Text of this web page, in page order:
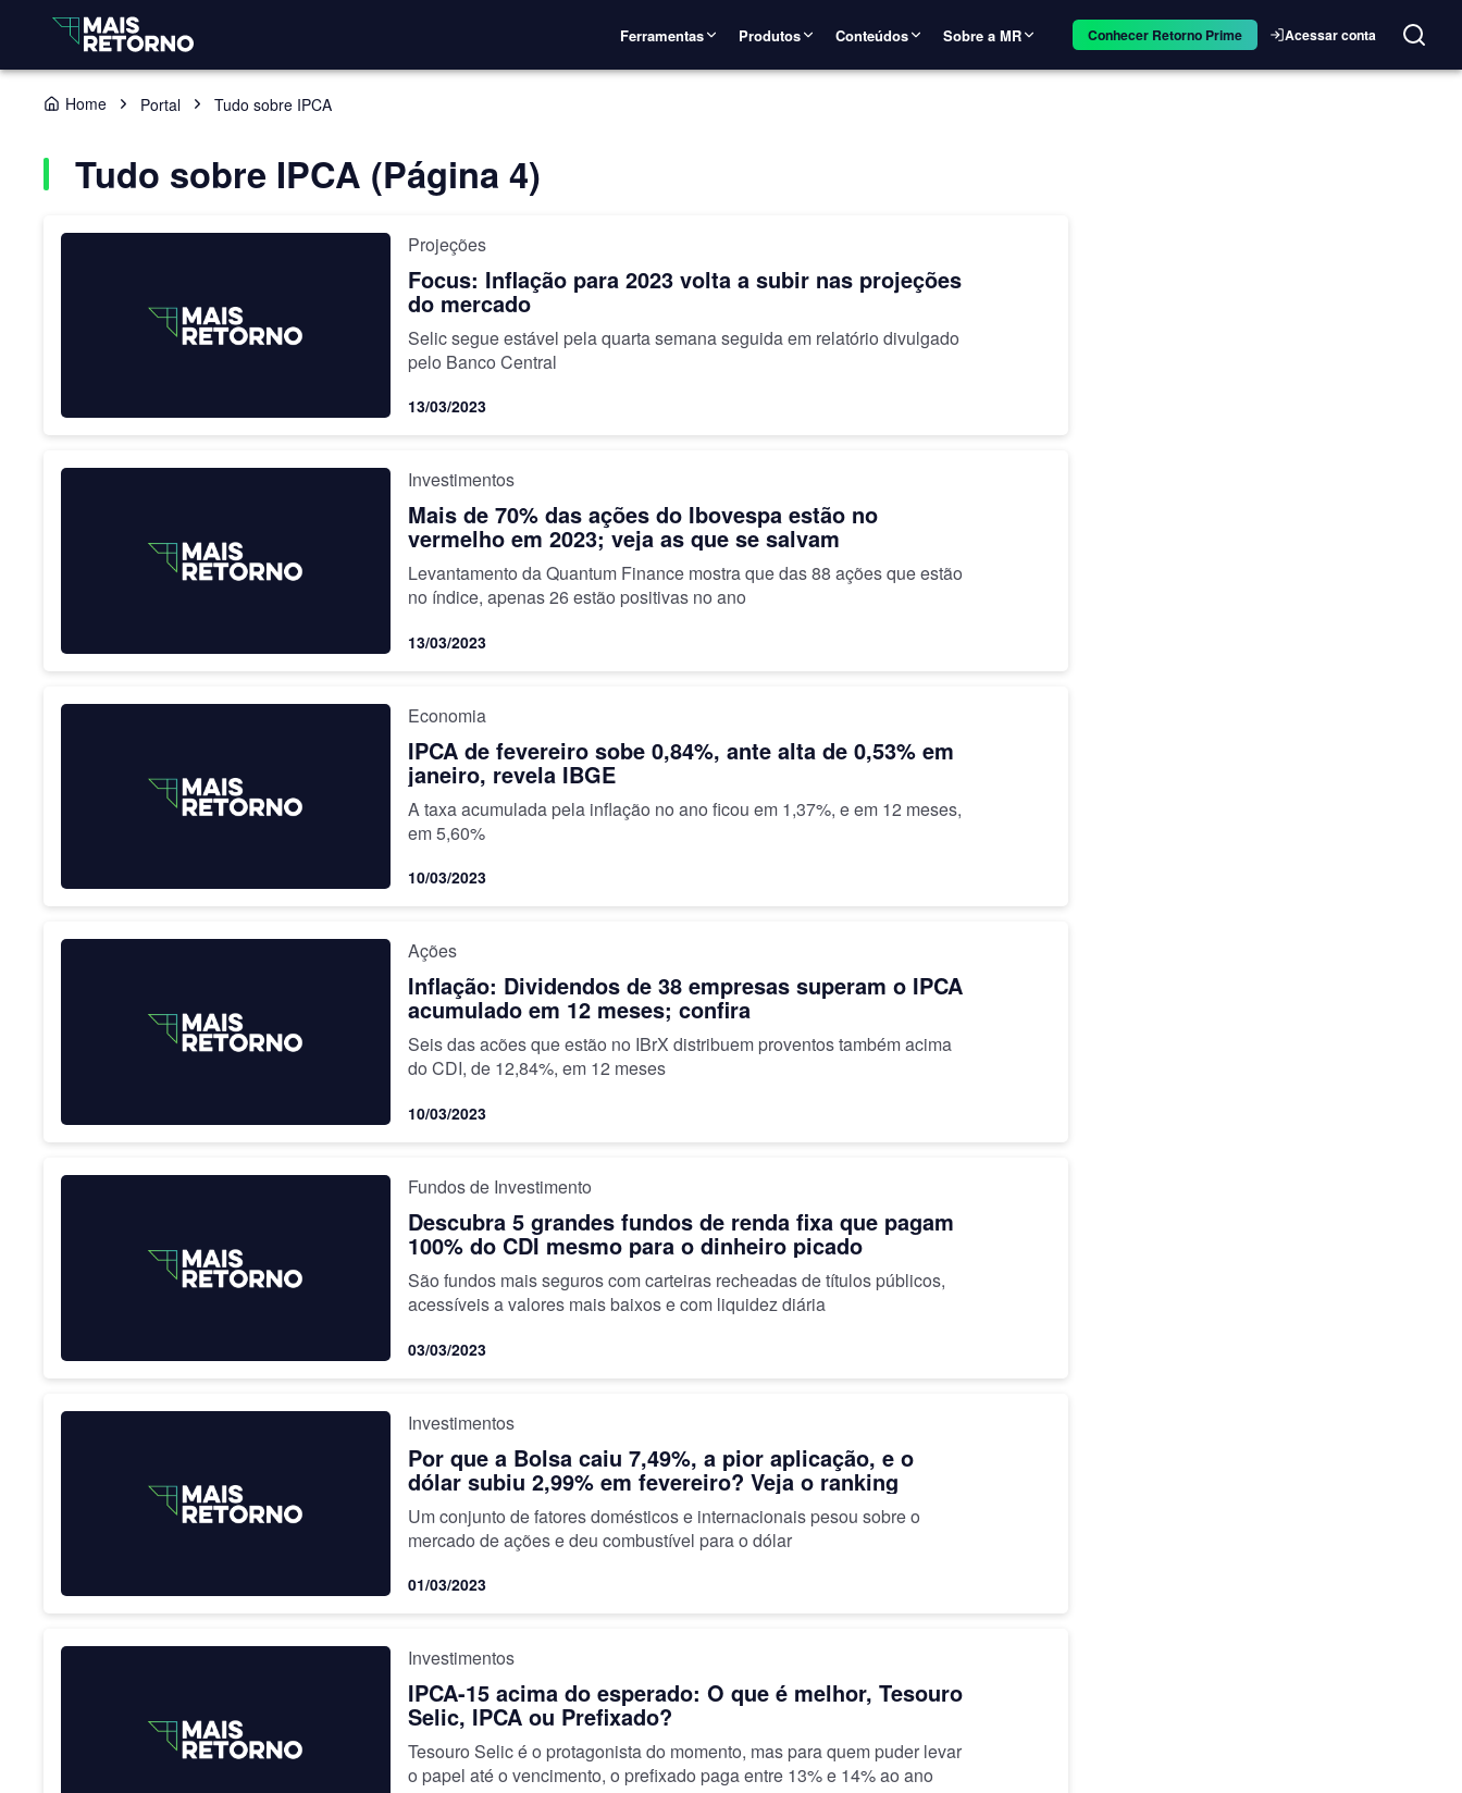
Ferramentas Produtos Conteúdos Sobre a MR Conhecer Retorno Prime Acessar conta
Home Portal Tudo sobre IPCA
Tudo sobre IPCA (Página 4)
Projeções
Focus: Inflação para 2023 volta a subir nas projeções
do mercado
Selic segue estável pela quarta semana seguida em relatório divulgado
pelo Banco Central
13/03/2023
Investimentos
Mais de 70% das ações do Ibovespa estão no
vermelho em 2023; veja as que se salvam
Levantamento da Quantum Finance mostra que das 88 ações que estão
no índice, apenas 26 estão positivas no ano
13/03/2023
Economia
IPCA de fevereiro sobe 0,84%, ante alta de 0,53% em
janeiro, revela IBGE
A taxa acumulada pela inflação no ano ficou em 1,37%, e em 12 meses,
em 5,60%
10/03/2023
Ações
Inflação: Dividendos de 38 empresas superam o IPCA
acumulado em 12 meses; confira
Seis das acões que estão no IBrX distribuem proventos também acima
do CDI, de 12,84%, em 12 meses
10/03/2023
Fundos de Investimento
Descubra 5 grandes fundos de renda fixa que pagam
100% do CDI mesmo para o dinheiro picado
São fundos mais seguros com carteiras recheadas de títulos públicos,
acessíveis a valores mais baixos e com liquidez diária
03/03/2023
Investimentos
Por que a Bolsa caiu 7,49%, a pior aplicação, e o
dólar subiu 2,99% em fevereiro? Veja o ranking
Um conjunto de fatores domésticos e internacionais pesou sobre o
mercado de ações e deu combustível para o dólar
01/03/2023
Investimentos
IPCA-15 acima do esperado: O que é melhor, Tesouro
Selic, IPCA ou Prefixado?
Tesouro Selic é o protagonista do momento, mas para quem puder levar
o papel até o vencimento, o prefixado paga entre 13% e 14% ao ano